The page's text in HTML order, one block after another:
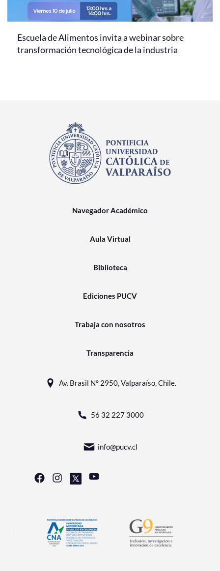
Escuela de Alimentos invita a webinar sobre
transformación tecnológica de la industria
Navegador Académico
Aula Virtual
Biblioteca
Ediciones PUCV
Trabaja con nosotros
Transparencia
Av. Brasil N° 2950, Valparaíso, Chile.
56 32 227 3000
info@pucv.cl